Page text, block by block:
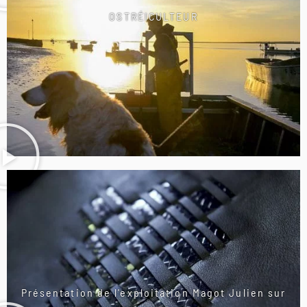
OSTRÉICULTEUR
Présentation de l'exploitation Magot Julien sur